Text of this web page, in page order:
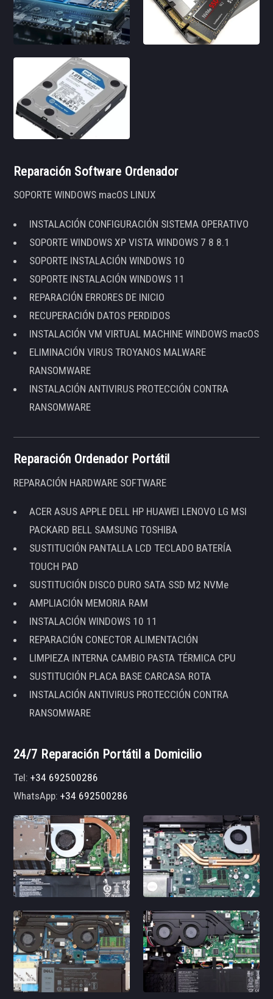
Reparación Software Ordenador
SOPORTE WINDOWS macOS LINUX
INSTALACIÓN CONFIGURACIÓN SISTEMA OPERATIVO
SOPORTE WINDOWS XP VISTA WINDOWS 7 8 8.1
SOPORTE INSTALACIÓN WINDOWS 10
SOPORTE INSTALACIÓN WINDOWS 11
REPARACIÓN ERRORES DE INICIO
RECUPERACIÓN DATOS PERDIDOS
INSTALACIÓN VM VIRTUAL MACHINE WINDOWS macOS
ELIMINACIÓN VIRUS TROYANOS MALWARE
RANSOMWARE
INSTALACIÓN ANTIVIRUS PROTECCIÓN CONTRA
RANSOMWARE
Reparación Ordenador Portátil
REPARACIÓN HARDWARE SOFTWARE
ACER ASUS APPLE DELL HP HUAWEI LENOVO LG MSI
PACKARD BELL SAMSUNG TOSHIBA
SUSTITUCIÓN PANTALLA LCD TECLADO BATERÍA
TOUCH PAD
SUSTITUCIÓN DISCO DURO SATA SSD M2 NVMe
AMPLIACIÓN MEMORIA RAM
INSTALACIÓN WINDOWS 10 11
REPARACIÓN CONECTOR ALIMENTACIÓN
LIMPIEZA INTERNA CAMBIO PASTA TÉRMICA CPU
SUSTITUCIÓN PLACA BASE CARCASA ROTA
INSTALACIÓN ANTIVIRUS PROTECCIÓN CONTRA
RANSOMWARE
24/7 Reparación Portátil a Domicilio
Tel:+34 692500286
WhatsApp:+34 692500286